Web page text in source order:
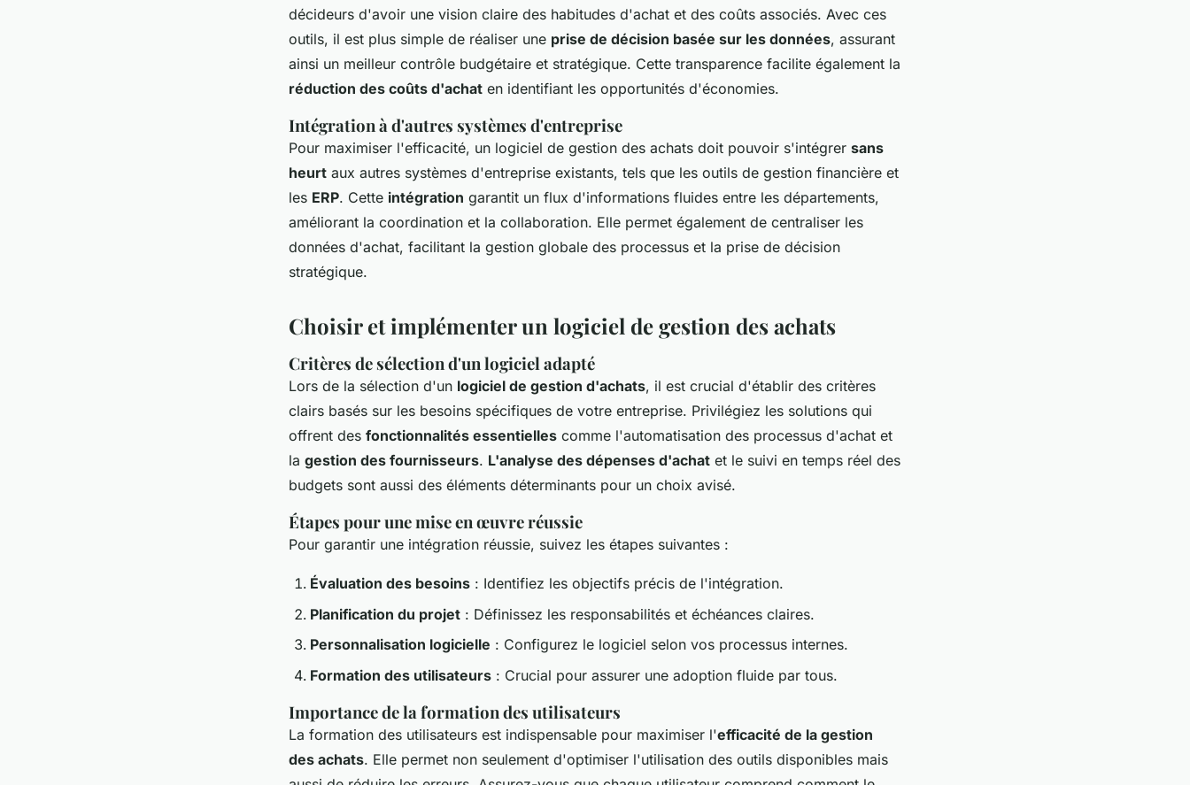
décideurs d'avoir une vision claire des habitudes d'achat et des coûts associés. Avec ces
outils, il est plus simple de réaliser une prise de décision basée sur les données, assurant
ainsi un meilleur contrôle budgétaire et stratégique. Cette transparence facilite également la
réduction des coûts d'achat en identifiant les opportunités d'économies.
Intégration à d'autres systèmes d'entreprise
Pour maximiser l'efficacité, un logiciel de gestion des achats doit pouvoir s'intégrer sans
heurt aux autres systèmes d'entreprise existants, tels que les outils de gestion financière et
les ERP. Cette intégration garantit un flux d'informations fluides entre les départements,
améliorant la coordination et la collaboration. Elle permet également de centraliser les
données d'achat, facilitant la gestion globale des processus et la prise de décision
stratégique.
Choisir et implémenter un logiciel de gestion des achats
Critères de sélection d'un logiciel adapté
Lors de la sélection d'un logiciel de gestion d'achats, il est crucial d'établir des critères
clairs basés sur les besoins spécifiques de votre entreprise. Privilégiez les solutions qui
offrent des fonctionnalités essentielles comme l'automatisation des processus d'achat et
la gestion des fournisseurs. L'analyse des dépenses d'achat et le suivi en temps réel des
budgets sont aussi des éléments déterminants pour un choix avisé.
Étapes pour une mise en œuvre réussie
Pour garantir une intégration réussie, suivez les étapes suivantes :
Évaluation des besoins : Identifiez les objectifs précis de l'intégration.
Planification du projet : Définissez les responsabilités et échéances claires.
Personnalisation logicielle : Configurez le logiciel selon vos processus internes.
Formation des utilisateurs : Crucial pour assurer une adoption fluide par tous.
Importance de la formation des utilisateurs
La formation des utilisateurs est indispensable pour maximiser l'efficacité de la gestion
des achats. Elle permet non seulement d'optimiser l'utilisation des outils disponibles mais